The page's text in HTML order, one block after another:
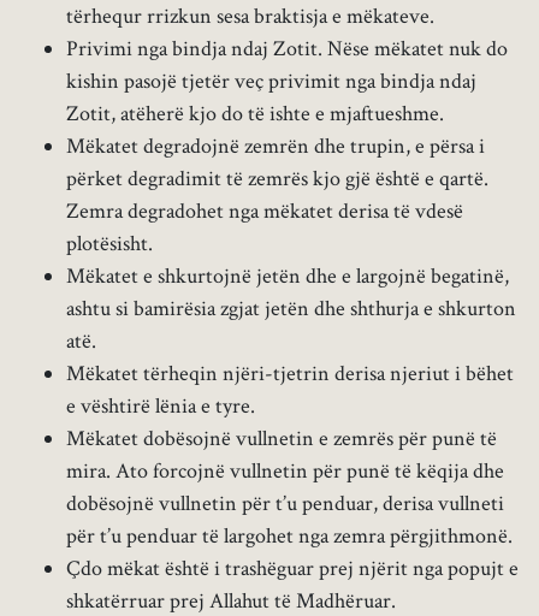
tërhequr rrizkun sesa braktisja e mëkateve.
Privimi nga bindja ndaj Zotit. Nëse mëkatet nuk do
kishin pasojë tjetër veç privimit nga bindja ndaj
Zotit, atëherë kjo do të ishte e mjaftueshme.
Mëkatet degradojnë zemrën dhe trupin, e përsa i
përket degradimit të zemrës kjo gjë është e qartë.
Zemra degradohet nga mëkatet derisa të vdesë
plotësisht.
Mëkatet e shkurtojnë jetën dhe e largojnë begatinë,
ashtu si bamirësia zgjat jetën dhe shthurja e shkurton
atë.
Mëkatet tërheqin njëri-tjetrin derisa njeriut i bëhet
e vështirë lënia e tyre.
Mëkatet dobësojnë vullnetin e zemrës për punë të
mira. Ato forcojnë vullnetin për punë të këqija dhe
dobësojnë vullnetin për t’u penduar, derisa vullneti
për t’u penduar të largohet nga zemra përgjithmonë.
Çdo mëkat është i trashëguar prej njërit nga popujt e
shkatërruar prej Allahut të Madhëruar.